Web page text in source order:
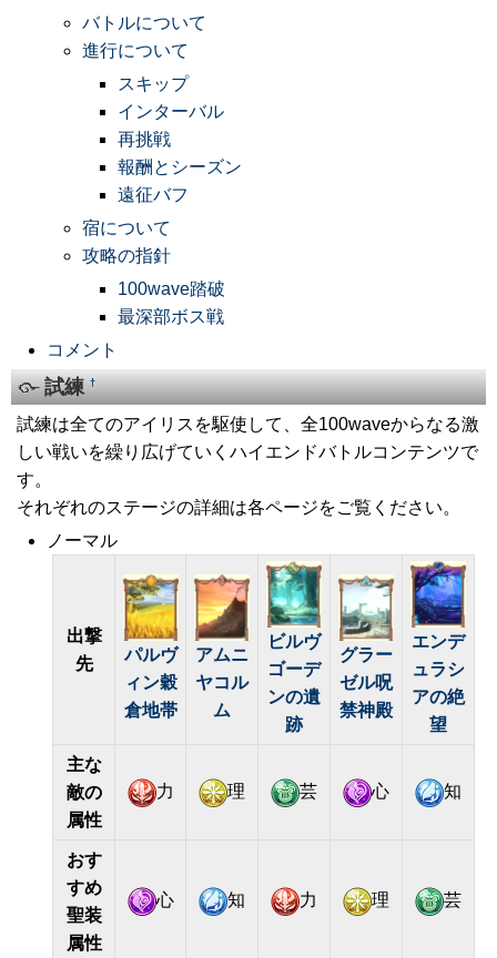
バトルについて
進行について
スキップ
インターバル
再挑戦
報酬とシーズン
遠征バフ
宿について
攻略の指針
100wave踏破
最深部ボス戦
コメント
試練†
試練は全てのアイリスを駆使して、全100waveからなる激
しい戦いを繰り広げていくハイエンドバトルコンテンツで
す。
それぞれのステージの詳細は各ページをご覧ください。
ノーマル
出撃
先
パルヴ
ィン穀
倉地帯
アムニ
ヤコル
ム
ビルヴ
ゴーデ
ンの遺
跡
グラー
ゼル呪
禁神殿
エンデ
ュラシ
アの絶
望
主な
敵の
属性
力 理 芸 心 知
おす
すめ
聖装
属性
心 知 力 理 芸